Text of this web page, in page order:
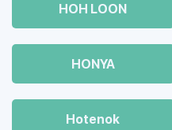
HOH LOON
HONYA
Hotenok